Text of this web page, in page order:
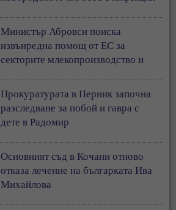
Министър Абровси поиска
извънредна помощ от ЕС за
секторите млекопроизводство и
Прокуратурата в Перник започна
разследване за побой и гавра с
дете в Радомир
Основният съд в Кочани отново
отказа лечение на българката Ива
Михайлова